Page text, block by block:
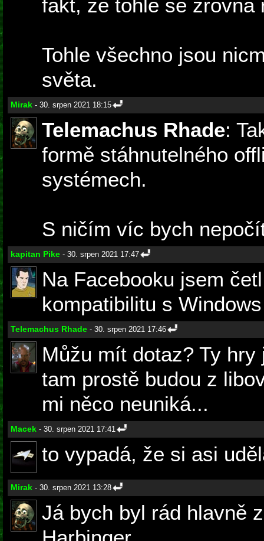
fakt, že tohle se
Tohle všechno jsou
světa.
Mirak - 30. srpen 2021 18:15
Telemachus Rhade:
formě stáhnutelného
systémech.
S ničím víc bych
kapitan Pike - 30. srpen 2021 17:47
Na Facebooku jsem
kompatibilitu s
Telemachus Rhade - 30. srpen 2021 17:46
Můžu mít dotaz? Ty
tam prostě budou z
mi něco neuniká...
Macek - 30. srpen 2021 17:41
to vypadá, že si asi
Mirak - 30. srpen 2021 13:28
Já bych byl rád hlavně